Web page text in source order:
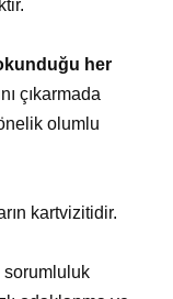
her
çıkarmada
olumlu
kartvizitidir.
sorumluluk